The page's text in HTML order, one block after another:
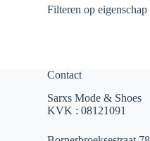
Filteren op eigenschap
Contact
Sarxs Mode & Shoes
KVK : 08121091